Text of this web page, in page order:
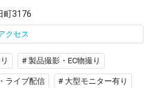
町3176
クセス
# 製品撮影・EC物撮り
ライブ配信 # 大型モニター有り